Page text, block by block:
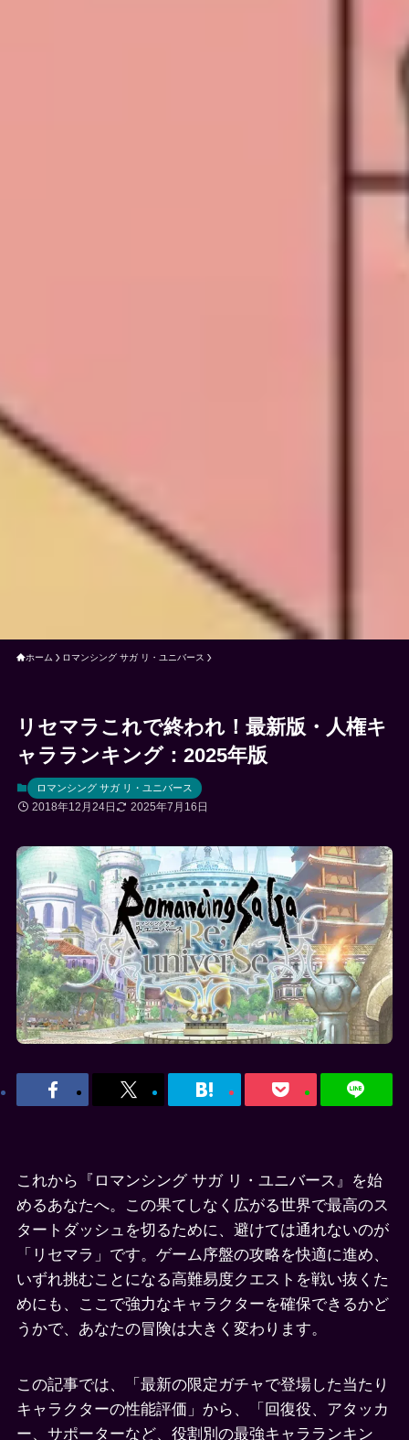
ホーム ロマンシング サガ リ・ユニバース
リセマラこれで終われ！最新版・人権キ
ャラランキング：2025年版
ロマンシング サガ リ・ユニバース
2018年12月24日 2025年7月16日
これから『ロマンシング サガ リ・ユニバース』を始
めるあなたへ。この果てしなく広がる世界で最高のス
タートダッシュを切るために、避けては通れないのが
「リセマラ」です。ゲーム序盤の攻略を快適に進め、
いずれ挑むことになる高難易度クエストを戦い抜くた
めにも、ここで強力なキャラクターを確保できるかど
うかで、あなたの冒険は大きく変わります。
この記事では、「最新の限定ガチャで登場した当たり
キャラクターの性能評価」から、「回復役、アタッカ
ー、サポーターなど、役割別の最強キャラランキン